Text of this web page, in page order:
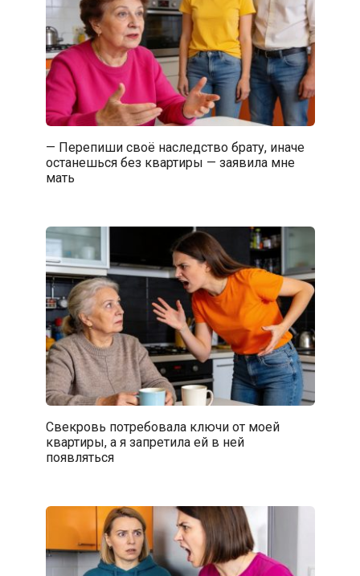
— Перепиши своё наследство брату, иначе
останешься без квартиры — заявила мне
мать
Свекровь потребовала ключи от моей
квартиры, а я запретила ей в ней
появляться